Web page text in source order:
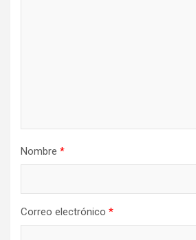
Nombre *
Correo electrónico *